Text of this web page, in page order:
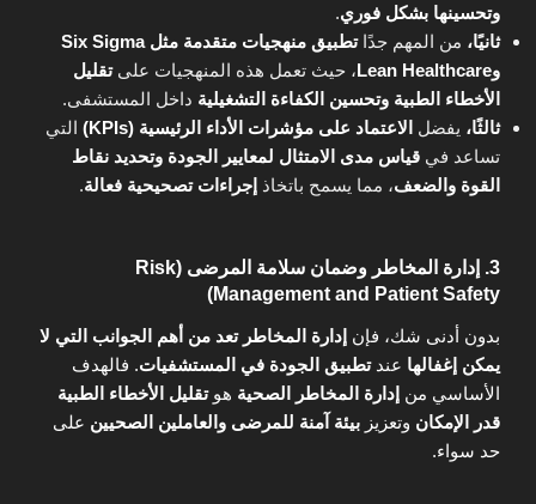
وتحسينها بشكل فوري.
ثانيًا، من المهم جدًا
تطبيق منهجيات متقدمة مثل Six Sigma
وLean Healthcare
، حيث تعمل هذه المنهجيات علىتقليل
الأخطاء الطبية وتحسين الكفاءة التشغيلية داخل المستشفى.
ثالثًا، يفضل الاعتماد على مؤشرات الأداء الرئيسية (KPIs)
التي
تساعد في قياس مدى الامتثال لمعايير الجودة وتحديد نقاط
القوة والضعف، مما يسمح باتخاذ إجراءات تصحيحية فعالة.
3. إدارة المخاطر وضمان سلامة المرضى (Risk
Management and Patient Safety)
بدون أدنى شك، فإن إدارة المخاطر تعد من أهم الجوانب التي لا
يمكن إغفالها عندتطبيق الجودة في المستشفيات. فالهدف
الأساسي من إدارة المخاطر الصحية هوتقليل الأخطاء الطبية
قدر الإمكان وتعزيز بيئة آمنة للمرضى والعاملين الصحيين على
حد سواء.